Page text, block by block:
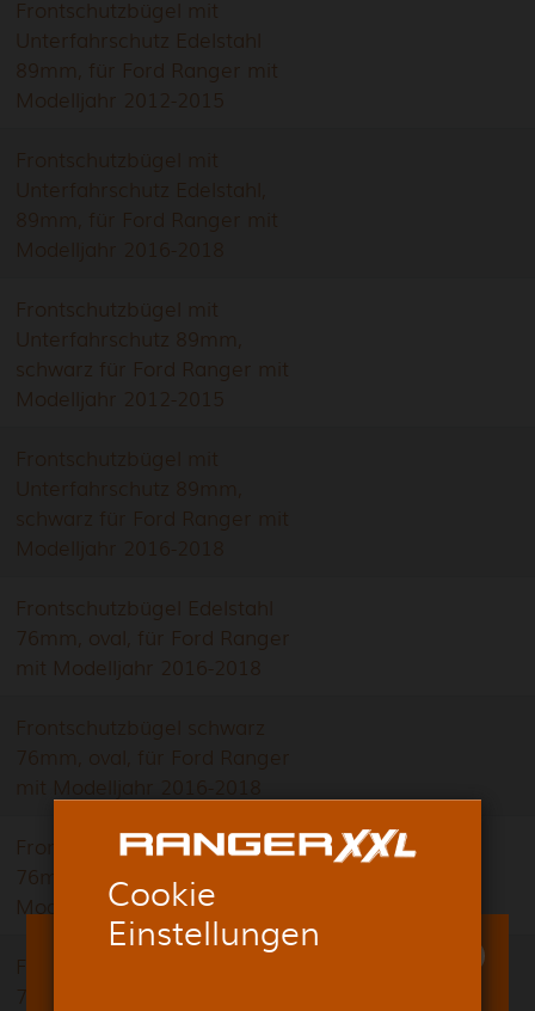
Frontschutzbügel mit
Unterfahrschutz Edelstahl
89mm, für Ford Ranger mit
Modelljahr 2012-2015
Frontschutzbügel mit
Unterfahrschutz Edelstahl,
89mm, für Ford Ranger mit
Modelljahr 2016-2018
Frontschutzbügel mit
Unterfahrschutz 89mm,
schwarz für Ford Ranger mit
Modelljahr 2012-2015
Frontschutzbügel mit
Unterfahrschutz 89mm,
schwarz für Ford Ranger mit
Modelljahr 2016-2018
Frontschutzbügel Edelstahl
76mm, oval, für Ford Ranger
mit Modelljahr 2016-2018
Frontschutzbügel schwarz
76mm, oval, für Ford Ranger
mit Modelljahr 2016-2018
Frontschutzbügel Edelstahl
76mm, oval, für Ford Ranger ab
Modelljahr 2012
Frontschutzbügel schwarz
76mm, oval, für Ford Ranger ab
Cookie
Einstellungen